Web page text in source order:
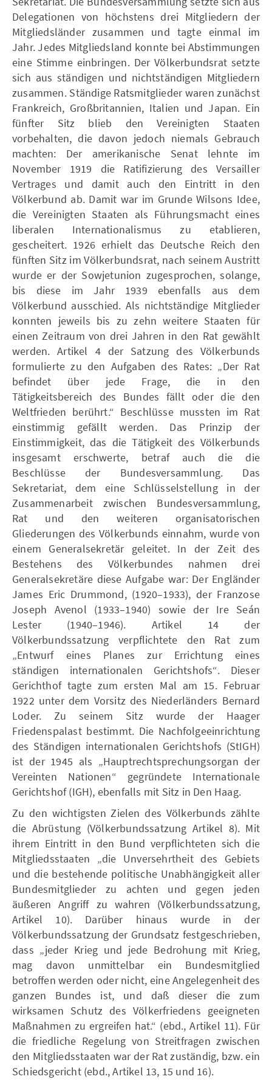
Delegationen von höchstens drei Mitgliedern der
Mitgliedsländer zusammen und tagte einmal im
Jahr. Jedes Mitgliedsland konnte bei Abstimmungen
eine Stimme einbringen. Der Völkerbundsrat setzte
sich aus ständigen und nichtständigen Mitgliedern
zusammen. Ständige Ratsmitglieder waren zunächst
Frankreich, Großbritannien, Italien und Japan. Ein
fünfter Sitz blieb den Vereinigten Staaten
vorbehalten, die davon jedoch niemals Gebrauch
machten: Der amerikanische Senat lehnte im
November 1919 die Ratifizierung des Versailler
Vertrages und damit auch den Eintritt in den
Völkerbund ab. Damit war im Grunde Wilsons Idee,
die Vereinigten Staaten als Führungsmacht eines
liberalen Internationalismus zu etablieren,
gescheitert. 1926 erhielt das Deutsche Reich den
fünften Sitz im Völkerbundsrat, nach seinem Austritt
wurde er der Sowjetunion zugesprochen, solange,
bis diese im Jahr 1939 ebenfalls aus dem
Völkerbund ausschied. Als nichtständige Mitglieder
konnten jeweils bis zu zehn weitere Staaten für
einen Zeitraum von drei Jahren in den Rat gewählt
werden. Artikel 4 der Satzung des Völkerbunds
formulierte zu den Aufgaben des Rates: „Der Rat
befindet über jede Frage, die in den
Tätigkeitsbereich des Bundes fällt oder die den
Weltfrieden berührt.“ Beschlüsse mussten im Rat
einstimmig gefällt werden. Das Prinzip der
Einstimmigkeit, das die Tätigkeit des Völkerbunds
insgesamt erschwerte, betraf auch die die
Beschlüsse der Bundesversammlung. Das
Sekretariat, dem eine Schlüsselstellung in der
Zusammenarbeit zwischen Bundesversammlung,
Rat und den weiteren organisatorischen
Gliederungen des Völkerbunds einnahm, wurde von
einem Generalsekretär geleitet. In der Zeit des
Bestehens des Völkerbundes nahmen drei
Generalsekretäre diese Aufgabe war: Der Engländer
James Eric Drummond, (1920–1933), der Franzose
Joseph Avenol (1933–1940) sowie der Ire Seán
Lester (1940–1946). Artikel 14 der
Völkerbundssatzung verpflichtete den Rat zum
„Entwurf eines Planes zur Errichtung eines
ständigen internationalen Gerichtshofs“. Dieser
Gerichthof tagte zum ersten Mal am 15. Februar
1922 unter dem Vorsitz des Niederländers Bernard
Loder. Zu seinem Sitz wurde der Haager
Friedenspalast bestimmt. Die Nachfolgeeinrichtung
des Ständigen internationalen Gerichtshofs (StIGH)
ist der 1945 als „Hauptrechtsprechungsorgan der
Vereinten Nationen“ gegründete Internationale
Gerichtshof (IGH), ebenfalls mit Sitz in Den Haag.
Zu den wichtigsten Zielen des Völkerbunds zählte
die Abrüstung (Völkerbundssatzung Artikel 8). Mit
ihrem Eintritt in den Bund verpflichteten sich die
Mitgliedsstaaten „die Unversehrtheit des Gebiets
und die bestehende politische Unabhängigkeit aller
Bundesmitglieder zu achten und gegen jeden
äußeren Angriff zu wahren (Völkerbundssatzung,
Artikel 10). Darüber hinaus wurde in der
Völkerbundssatzung der Grundsatz festgeschrieben,
dass „jeder Krieg und jede Bedrohung mit Krieg,
mag davon unmittelbar ein Bundesmitglied
betroffen werden oder nicht, eine Angelegenheit des
ganzen Bundes ist, und daß dieser die zum
wirksamen Schutz des Völkerfriedens geeigneten
Maßnahmen zu ergreifen hat.“ (ebd., Artikel 11). Für
die friedliche Regelung von Streitfragen zwischen
den Mitgliedsstaaten war der Rat zuständig, bzw. ein
Schiedsgericht (ebd., Artikel 13, 15 und 16).